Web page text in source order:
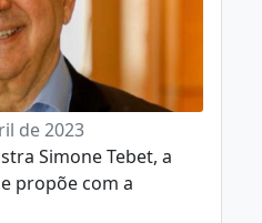
de 2023
Simone Tebet, a
propõe com a